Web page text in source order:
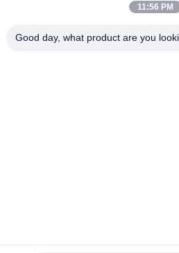
- Όχι, όχι, όχι.122, οδός
11:56 PM
Good day, what product are you